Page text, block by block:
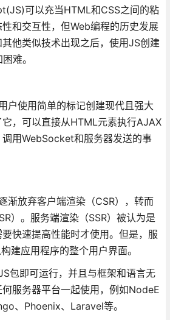
可以充当HTML和CSS之间的粘
和交互性，但Web编程的历史发展
他类似技术出现之后，使用JS创建
难。
户使用简单的标记创建现代且强大
，可以直接从HTML元素执行AJAX
用WebSocket和服务器发送的事
渐放弃客户端渲染（CSR），转而
）。服务端渲染（SSR）被认为是
快速提高性能时才使用。但是，服
建应用程序的整个用户界面。
包即可运行，并且与框架和语言无
服务器平台一起使用，例如NodeE
、Phoenix、Laravel等。